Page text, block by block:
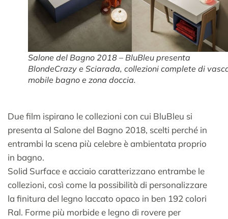
Salone del Bagno 2018 – BluBleu presenta
BlondeCrazy e Sciarada, collezioni complete di
mobile bagno e zona doccia.
Due film ispirano le collezioni con cui BluBleu si
presenta al Salone del Bagno 2018, scelti perché in
entrambi la scena più celebre è ambientata proprio
in bagno.
Solid Surface e acciaio caratterizzano entrambe le
collezioni, così come la possibilità di personalizzare
la finitura del legno laccato opaco in ben 192 colori
Ral. Forme più morbide e legno di rovere per